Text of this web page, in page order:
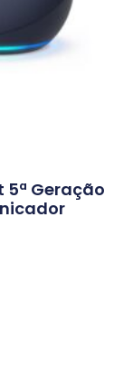
5ª Geração